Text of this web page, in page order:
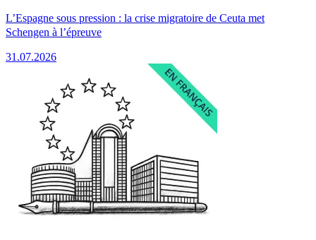
L’Espagne sous pression : la crise migratoire de Ceuta met
Schengen à l’épreuve
31.07.2026